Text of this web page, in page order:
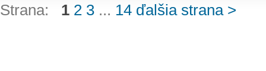
Strana: 1 2 3 ... 14 ďalšia strana >